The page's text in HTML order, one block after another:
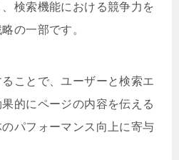
検索機能における競争力を
の一部です。
ことで、ユーザーと検索エ
的にページの内容を伝える
パフォーマンス向上に寄与